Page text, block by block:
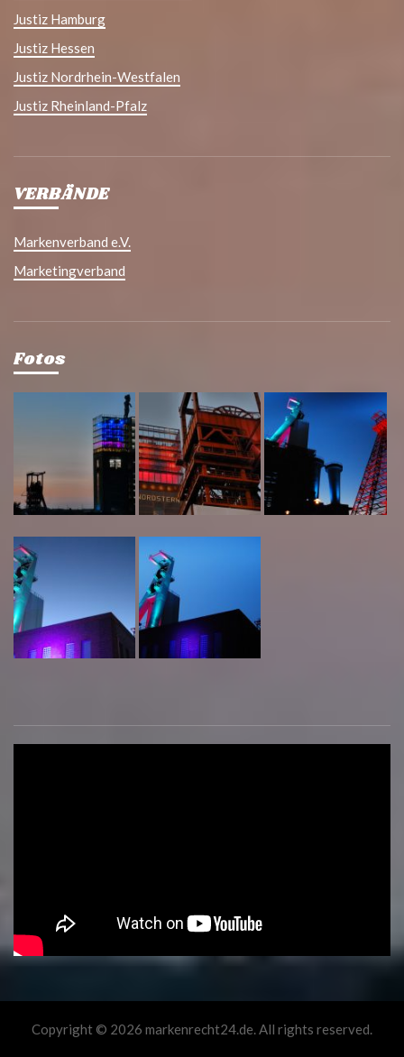
Justiz Hamburg
Justiz Hessen
Justiz Nordrhein-Westfalen
Justiz Rheinland-Pfalz
VERBÄNDE
Markenverband e.V.
Marketingverband
Fotos
Copyright © 2026 markenrecht24.de. All rights reserved.